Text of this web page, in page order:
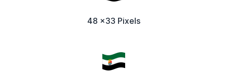
48 x33 Pixels